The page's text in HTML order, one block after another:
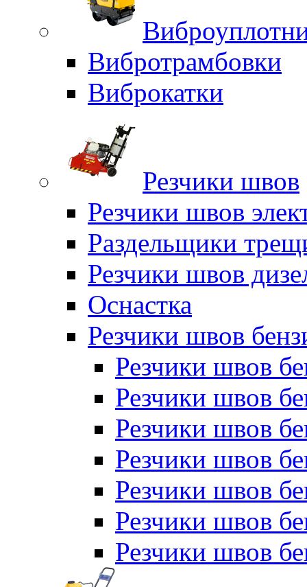
Вибротрамбовки
Виброкатки
Резчики швов
Резчики швов
Раздельщики
Резчики швов
Оснастка
Резчики швов
Резчики швов
Резчики швов
Резчики швов
Резчики швов
Резчики швов
Резчики швов
Резчики швов